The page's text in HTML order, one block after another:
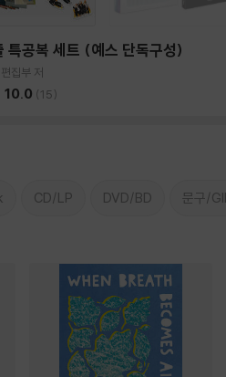
특공복 세트 (예스 단독구성)
편집부 저
10.0 (15)
CD/LP DVD/BD 문구/